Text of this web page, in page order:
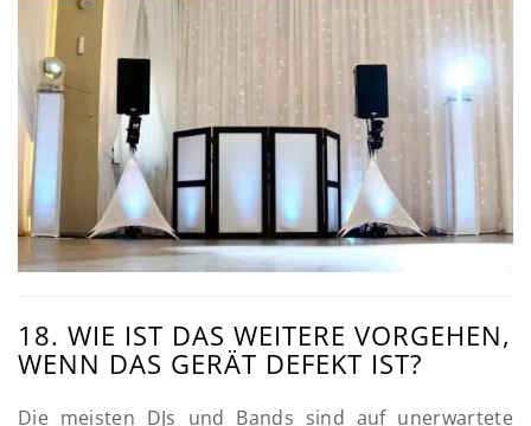
18. WIE IST DAS WEITERE VORGEHEN,
WENN DAS GERÄT DEFEKT IST?
Die meisten DJs und Bands sind auf unerwartete